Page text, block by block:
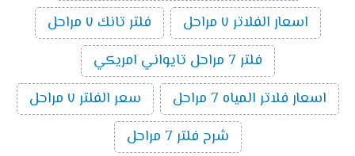
اسعار الفلاتر ٧ مراحل
فلتر تانك ٧ مراحل
فلتر 7 مراحل تايواني امريكي
اسعار فلاتر المياه 7 مراحل
سعر الفلتر ٧ مراحل
شرح فلتر 7 مراحل